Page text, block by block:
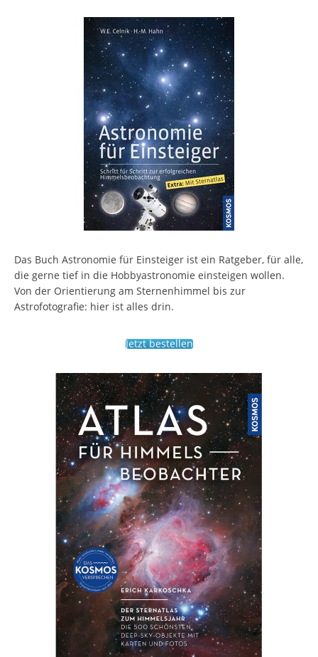
Das Buch Astronomie für Einsteiger ist ein Ratgeber, für alle,
die gerne tief in die Hobbyastronomie einsteigen wollen.
Von der Orientierung am Sternenhimmel bis zur
Astrofotografie: hier ist alles drin.
Jetzt bestellen